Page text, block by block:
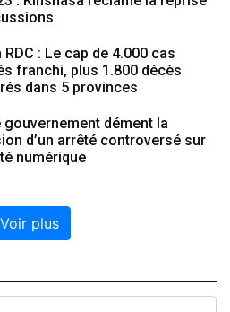
RDC : Le cap de 4.000 cas
franchi, plus 1.800 décès
dans 5 provinces
gouvernement dément la
d’un arrêté controversé sur
numérique
Voir plus